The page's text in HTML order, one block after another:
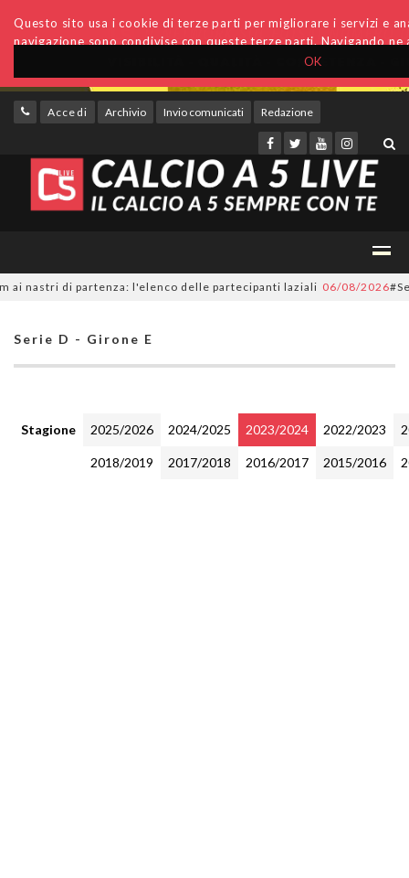
OK
Questo sito usa i cookie di terze parti per migliorare i servizi e
navigazione sono condivise con queste terze parti. Navigando
Accedi Archivio Invio comunicati Redazione
di partenza: l'elenco delle partecipanti laziali 06/08/2026
Serie D - Girone E
Stagione 2025/2026 2024/2025 2023/2024 2022/2023
2018/2019 2017/2018 2016/2017 2015/2016